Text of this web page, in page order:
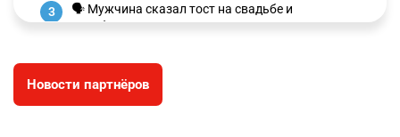
3
🗣 Мужчина сказал тост на свадьбе и
заработал уголовное дело
🐏 Скота больше, а мясо дороже. Почему в
Казахстане продолжают расти цены на
Новости партнёров